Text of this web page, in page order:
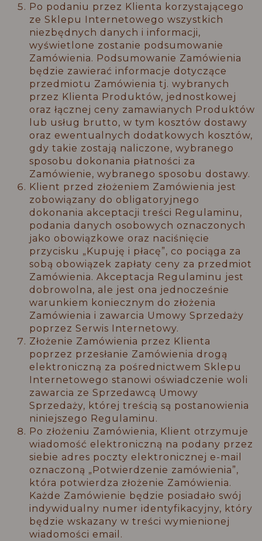
Po podaniu przez Klienta korzystającego
ze Sklepu Internetowego wszystkich
niezbędnych danych i informacji,
wyświetlone zostanie podsumowanie
Zamówienia. Podsumowanie Zamówienia
będzie zawierać informacje dotyczące
przedmiotu Zamówienia tj. wybranych
przez Klienta Produktów, jednostkowej
oraz łącznej ceny zamawianych Produktów
lub usług brutto, w tym kosztów dostawy
oraz ewentualnych dodatkowych kosztów,
gdy takie zostają naliczone, wybranego
sposobu dokonania płatności za
Zamówienie, wybranego sposobu dostawy.
Klient przed złożeniem Zamówienia jest
zobowiązany do obligatoryjnego
dokonania akceptacji treści Regulaminu,
podania danych osobowych oznaczonych
jako obowiązkowe oraz naciśnięcie
przycisku „Kupuję i płacę”, co pociąga za
sobą obowiązek zapłaty ceny za przedmiot
Zamówienia. Akceptacja Regulaminu jest
dobrowolna, ale jest ona jednocześnie
warunkiem koniecznym do złożenia
Zamówienia i zawarcia Umowy Sprzedaży
poprzez Serwis Internetowy.
Złożenie Zamówienia przez Klienta
poprzez przesłanie Zamówienia drogą
elektroniczną za pośrednictwem Sklepu
Internetowego stanowi oświadczenie woli
zawarcia ze Sprzedawcą Umowy
Sprzedaży, której treścią są postanowienia
niniejszego Regulaminu.
Po złożeniu Zamówienia, Klient otrzymuje
wiadomość elektroniczną na podany przez
siebie adres poczty elektronicznej e-mail
oznaczoną „Potwierdzenie zamówienia”,
która potwierdza złożenie Zamówienia.
Każde Zamówienie będzie posiadało swój
indywidualny numer identyfikacyjny, który
będzie wskazany w treści wymienionej
wiadomości email.